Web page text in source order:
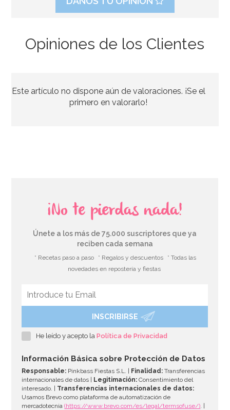
2,85€
Figura Bautizo Niña Dormida 9 cm - Dekora
AÑADIR
Opiniones de los Clientes
Este artículo no dispone aún de valoraciones. ¡Se el
primero en valorarlo!
¡No te pierdas nada!
Únete a los más de 75.000 suscriptores que ya
reciben cada semana
* Recetas paso a paso * Regalos y descuentos
* Todas las
novedades en repostería y fiestas
INSCRIBIRSE
He leído y acepto laPolítica de Privacidad
Información Básica sobre Protección de Datos
Responsable: Pinkbass Fiestas S.L. | Finalidad: Transferencias
internacionales de datos |
Legitimación: Consentimiento del
interesado. | Transferencias internacionales de datos:
Usamos Brevo como plataforma de automatización de
mercadotecnia(https://www.brevo.com/es/legal/termsofuse/). |